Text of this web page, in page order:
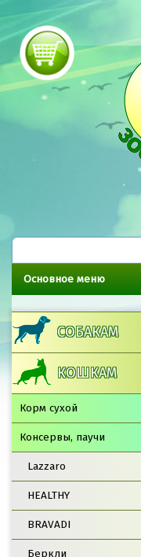
Основное меню
СОБАКАМ
КОШКАМ
Корм сухой
Консервы, паучи
Lazzaro
HEALTHY
BRAVADI
Беркли